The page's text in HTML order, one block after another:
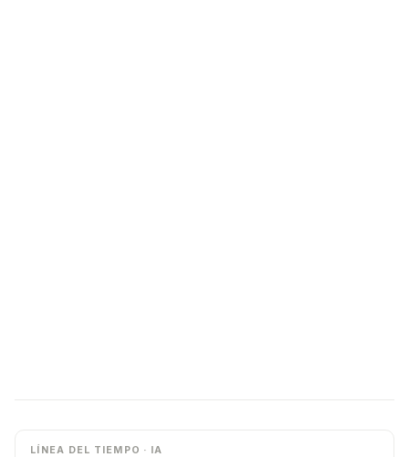
LÍNEA DEL TIEMPO · IA